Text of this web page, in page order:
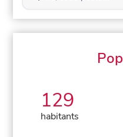
129
habitants